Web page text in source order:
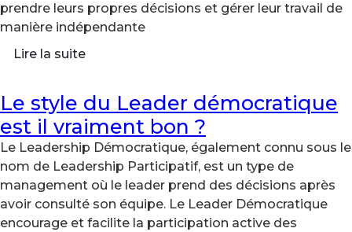
prendre leurs propres décisions et gérer leur travail de
manière indépendante
Lire la suite
Le style du Leader démocratique
est il vraiment bon ?
Le Leadership Démocratique, également connu sous le
nom de Leadership Participatif, est un type de
management où le leader prend des décisions après
avoir consulté son équipe. Le Leader Démocratique
encourage et facilite la participation active des